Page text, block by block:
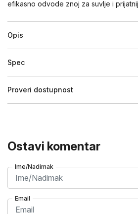
efikasno odvode znoj za suvlje i
Opis
Spec
Proveri dostupnost
Ostavi komentar
Ime/Nadimak
Email